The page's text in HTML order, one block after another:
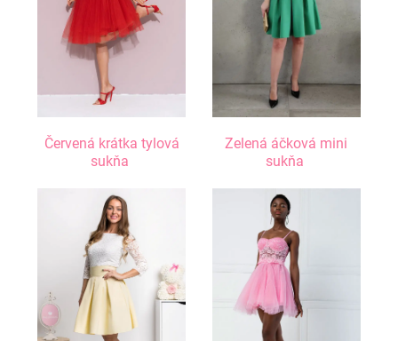
Červená krátka tylová
sukňa
Zelená áčková mini
sukňa